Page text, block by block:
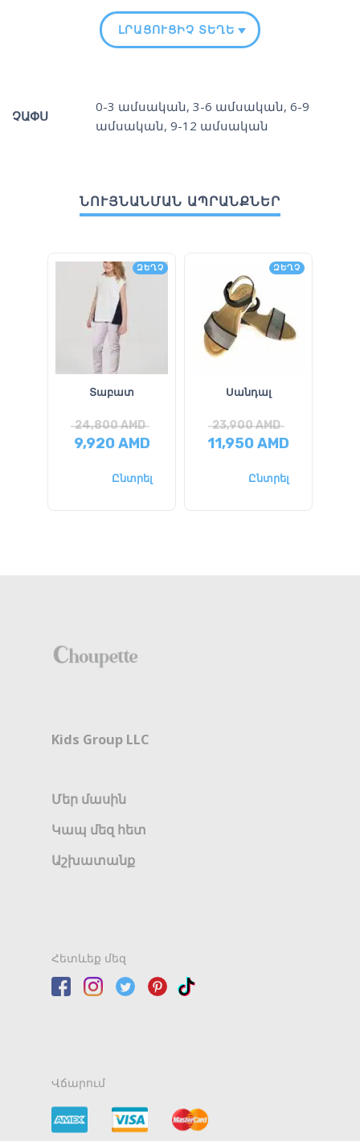
ԼՐԱՑՈՒՑԻՉ ՏԵՂԵԿՈՒԹՅՈՒՆ
ՉԱՓՍ
0-3 ամսական, 3-6 ամսական, 6-9
ամսական, 9-12 ամսական
ՆՈՒՅՆԱՆՄԱՆ ԱՊՐԱՆՔՆԵՐ
ԶԵՂՉ
Տաբատ
24,800AMD
9,920AMD
Ընտրել
ԶԵՂՉ
Սանդալ
23,900AMD
11,950AMD
Ընտրել
Kids Group LLC
Մեր մասին
Կապ մեզ հետ
Աշխատանք
Հետևեք մեզ
Վճարում